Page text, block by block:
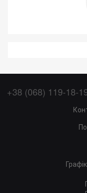
+38 (068) 119-18-